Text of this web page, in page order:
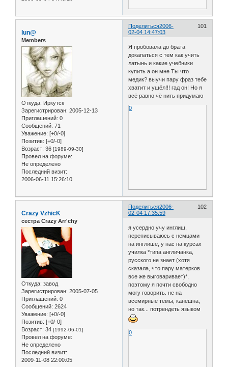
Поделиться 101
2006-
02-04 14:47:03
lun@
Members
Откуда: Иркутск
Зарегистрирован: 2005-12-13
Приглашений: 0
Сообщений: 71
Уважение: [+0/-0]
Позитив: [+0/-0]
Возраст: 36 [1989-09-30]
Провел на форуме:
Не определено
Последний визит:
2006-06-11 15:26:10
Я пробовала до брата
докапаться с тем как учить
латынь и какие учебники
купить а он мне Ты что
медик? выучи пару фраз тебе
хватит и ушёл!!! гад он! Но я
всё равно чё нить придумаю
0
Поделиться 102
2006-
02-04 17:35:59
Crazy VzhicK
сестра Crazy Arr'chy
Откуда: завод
Зарегистрирован: 2005-07-05
Приглашений: 0
Сообщений: 2624
Уважение: [+0/-0]
Позитив: [+0/-0]
Возраст: 34 [1992-06-01]
Провел на форуме:
Не определено
Последний визит:
2009-11-08 22:00:05
я усердно учу инглиш,
переписываюсь с немцами
на инглише, у нас на курсах
училка *типа англичанка,
русского не знает (хотя
сказала, что пару матерков
все же выговаривает)*,
поэтому я почти свободно
могу говорить. не на
всемирные темы, канешна,
но так... потрендеть языком
0